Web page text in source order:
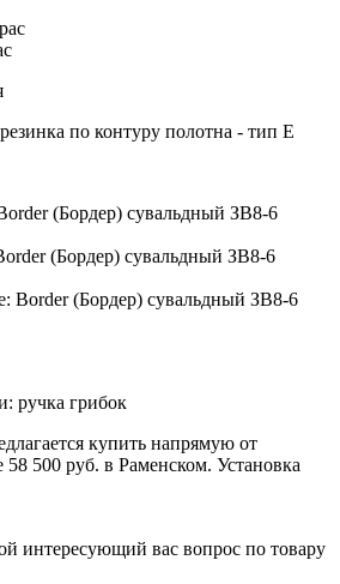
по контуру полотна - тип Е
(Бордер) сувальдный ЗВ8-6
(Бордер) сувальдный ЗВ8-6
Border (Бордер) сувальдный ЗВ8-6
ручка грибок
купить напрямую от
58 500 руб. в Раменском. Установка
интересующий вас вопрос по товару